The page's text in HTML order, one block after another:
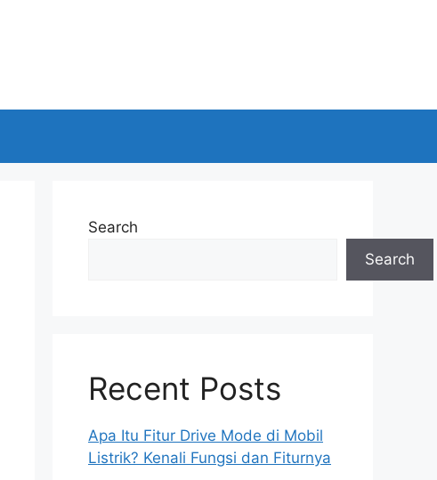
Search
Search
Recent Posts
Apa Itu Fitur Drive Mode di Mobil
Listrik? Kenali Fungsi dan Fiturnya